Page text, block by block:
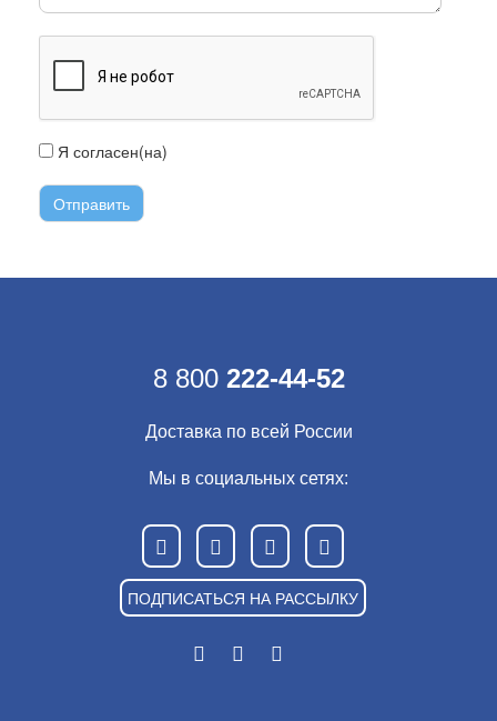
Я согласен(на)
8 800 222-44-52
Доставка по всей России
Мы в социальных сетях:
ПОДПИСАТЬСЯ НА РАССЫЛКУ